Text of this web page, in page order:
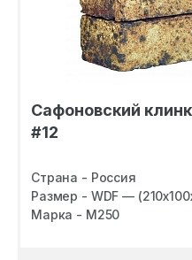
Сафоновский
#12
Страна - Россия
Размер - WDF —
Марка - M250